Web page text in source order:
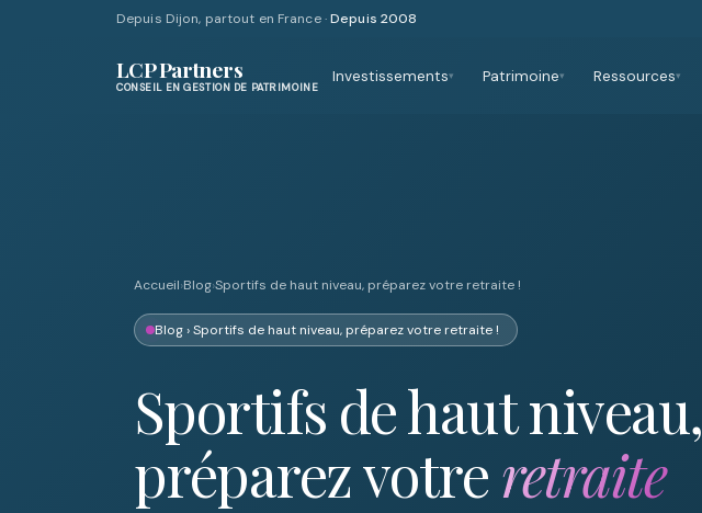
Depuis Dijon, partout en France ·Depuis 2008
LCP Partners
CONSEIL EN GESTION DE PATRIMOINE
Investissements▾ Patrimoine▾ Ressources▾
Accueil›Blog›Sportifs de haut niveau, préparez votre retraite !
Blog › Sportifs de haut niveau, préparez votre retraite !
Sportifs de haut niveau,
préparez votreretraite